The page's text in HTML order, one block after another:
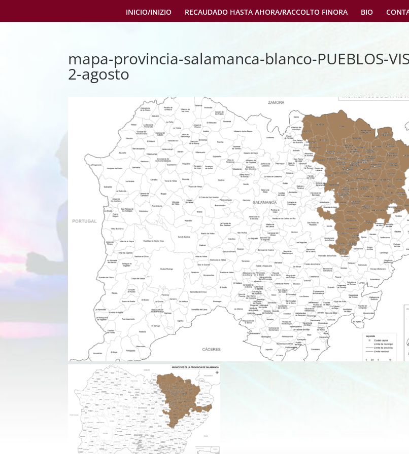
INICIO/INIZIO RECAUDADO HASTA AHORA/RACCOLTO FINORA BIO
mapa-provincia-salamanca-blanco-PUEBLOS-
2-agosto